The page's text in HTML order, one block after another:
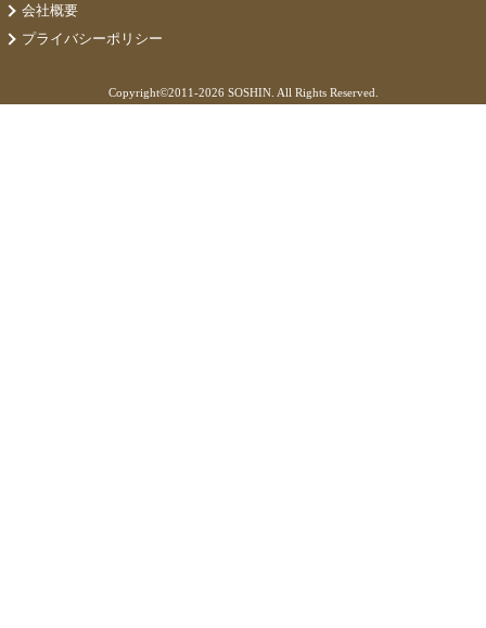
会社概要
プライバシーポリシー
Copyright©2011-2026 SOSHIN. All Rights Reserved.